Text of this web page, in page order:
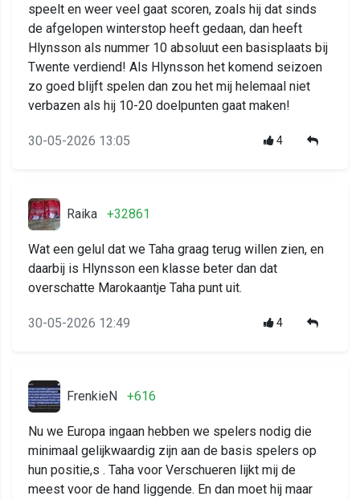
speelt en weer veel gaat scoren, zoals hij dat sinds
de afgelopen winterstop heeft gedaan, dan heeft
Hlynsson als nummer 10 absoluut een basisplaats bij
Twente verdiend! Als Hlynsson het komend seizoen
zo goed blijft spelen dan zou het mij helemaal niet
verbazen als hij 10-20 doelpunten gaat maken!
30-05-2026 13:05 4
Raika +32861
Wat een gelul dat we Taha graag terug willen zien, en
daarbij is Hlynsson een klasse beter dan dat
overschatte Marokaantje Taha punt uit.
30-05-2026 12:49 4
FrenkieN +616
Nu we Europa ingaan hebben we spelers nodig die
minimaal gelijkwaardig zijn aan de basis spelers op
hun positie,s . Taha voor Verschueren lijkt mij de
meest voor de hand liggende. En dan moet hij maar